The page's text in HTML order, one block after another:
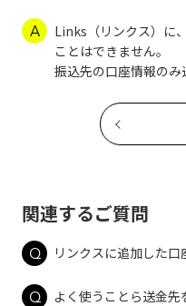
Links（リンクス）に
ことはできません。
振込先の口座情報のみ
関連するご質問
リンクスに追加した口
よく使うことら送金先